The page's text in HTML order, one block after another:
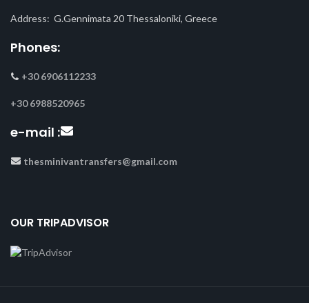
Address: G.Gennimata 20 Thessaloniki, Greece
Phones:
+30 6906112233
+30 6988520965
e-mail :
thesminivantransfers@gmail.com
OUR TRIPADVISOR